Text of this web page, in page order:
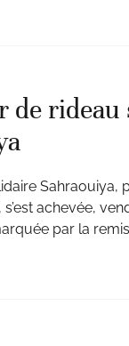
de
achevée,
par la